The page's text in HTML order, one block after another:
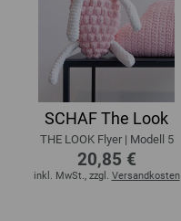
SCHAF The Look
THE LOOK Flyer | Modell 5
20,85 €
inkl. MwSt., zzgl. Versandkosten